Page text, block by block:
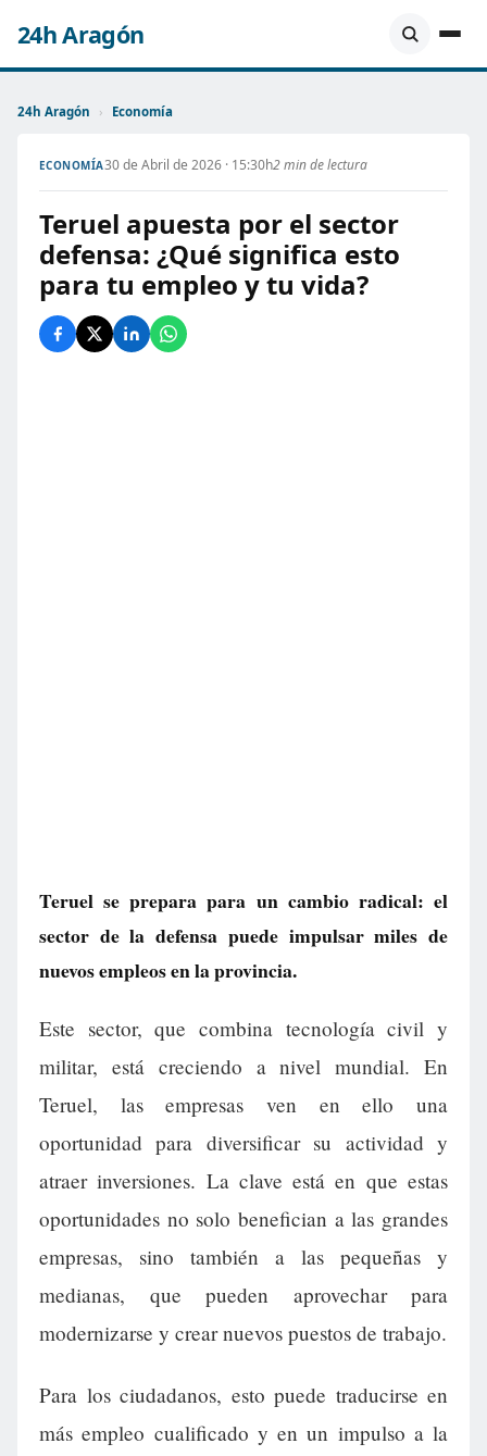
24h Aragón
24h Aragón › Economía
ECONOMÍA30 de Abril de 2026 · 15:30h2 min de lectura
Teruel apuesta por el sector
defensa: ¿Qué significa esto
para tu empleo y tu vida?
Teruel se prepara para un cambio radical: el
sector de la defensa puede impulsar miles de
nuevos empleos en la provincia.
Este sector, que combina tecnología civil y
militar, está creciendo a nivel mundial. En
Teruel, las empresas ven en ello una
oportunidad para diversificar su actividad y
atraer inversiones. La clave está en que estas
oportunidades no solo benefician a las grandes
empresas, sino también a las pequeñas y
medianas, que pueden aprovechar para
modernizarse y crear nuevos puestos de trabajo.
Para los ciudadanos, esto puede traducirse en
más empleo cualificado y en un impulso a la